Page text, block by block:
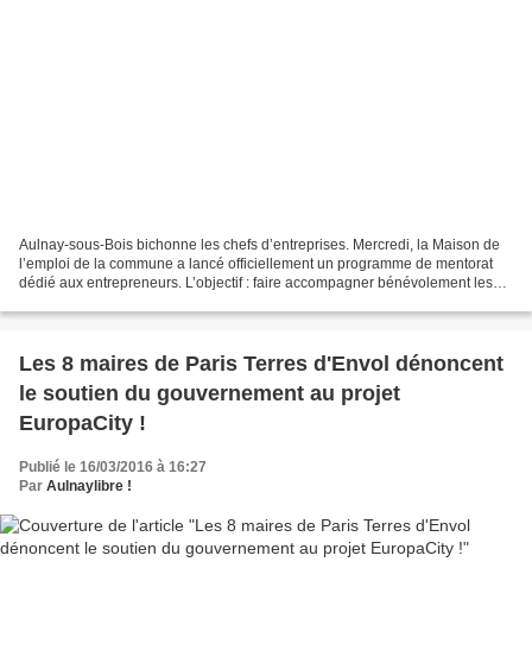
Aulnay-sous-Bois bichonne les chefs d’entreprises. Mercredi, la Maison de
l’emploi de la commune a lancé officiellement un programme de mentorat
dédié aux entrepreneurs. L’objectif : faire accompagner bénévolement les
Les 8 maires de Paris Terres d'Envol dénoncent
le soutien du gouvernement au projet
EuropaCity !
Publié le 16/03/2016 à 16:27
Par Aulnaylibre !